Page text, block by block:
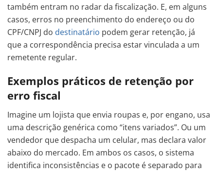
também entram no radar da fiscalização. E, em alguns
casos, erros no preenchimento do endereço ou do
CPF/CNPJ do destinatário podem gerar retenção, já
que a correspondência precisa estar vinculada a um
remetente regular.
Exemplos práticos de retenção por
erro fiscal
Imagine um lojista que envia roupas e, por engano, usa
uma descrição genérica como “itens variados”. Ou um
vendedor que despacha um celular, mas declara valor
abaixo do mercado. Em ambos os casos, o sistema
identifica inconsistências e o pacote é separado para